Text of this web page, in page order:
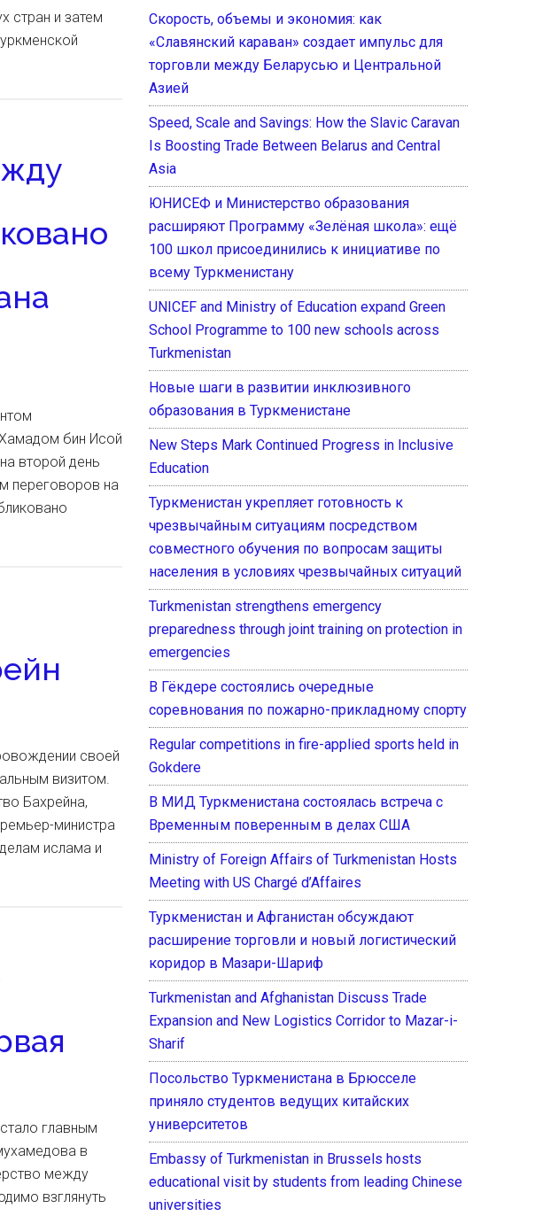
стран и затем
бин Исой
второй день
переговоров на
своей
визитом.
Бахрейна,
министра
ислама и
главным
в
между
взглянуть
Скорость, объемы и экономия: как
«Славянский караван» создает импульс для
торговли между Беларусью и Центральной
Азией
Speed, Scale and Savings: How the Slavic Caravan
Is Boosting Trade Between Belarus and Central
Asia
ЮНИСЕФ и Министерство образования
расширяют Программу «Зелёная школа»: ещё
100 школ присоединились к инициативе по
всему Туркменистану
UNICEF and Ministry of Education expand Green
School Programme to 100 new schools across
Turkmenistan
Новые шаги в развитии инклюзивного
образования в Туркменистане
New Steps Mark Continued Progress in Inclusive
Education
Туркменистан укрепляет готовность к
чрезвычайным ситуациям посредством
совместного обучения по вопросам защиты
населения в условиях чрезвычайных ситуаций
Turkmenistan strengthens emergency
preparedness through joint training on protection in
emergencies
В Гёкдере состоялись очередные
соревнования по пожарно-прикладному спорту
Regular competitions in fire-applied sports held in
Gokdere
В МИД Туркменистана состоялась встреча с
Временным поверенным в делах США
Ministry of Foreign Affairs of Turkmenistan Hosts
Meeting with US Chargé d’Affaires
Туркменистан и Афганистан обсуждают
расширение торговли и новый логистический
коридор в Мазари-Шариф
Turkmenistan and Afghanistan Discuss Trade
Expansion and New Logistics Corridor to Mazar-i-
Sharif
Посольство Туркменистана в Брюсселе
приняло студентов ведущих китайских
университетов
Embassy of Turkmenistan in Brussels hosts
educational visit by students from leading Chinese
universities